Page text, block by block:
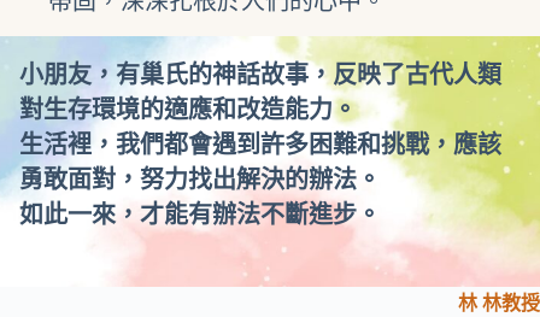
小朋友，有巢氏的神話故事，反映了古代人類
對生存環境的適應和改造能力。
生活裡，我們都會遇到許多困難和挑戰，應該
勇敢面對，努力找出解決的辦法。
如此一來，才能有辦法不斷進步。
林 林教授